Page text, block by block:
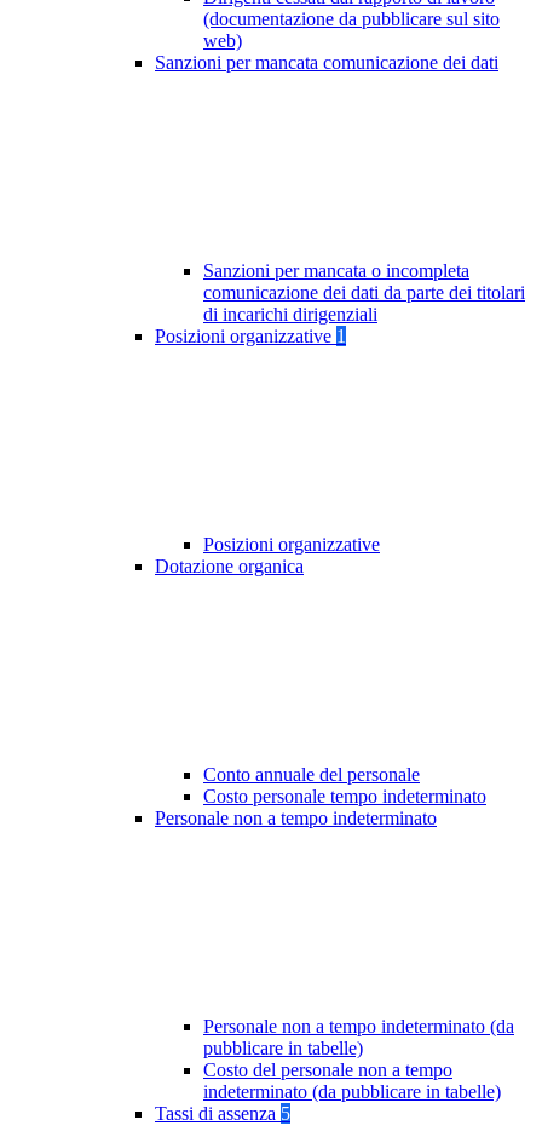
(documentazione da pubblicare sul sito
web)
Sanzioni per mancata comunicazione dei dati
Sanzioni per mancata o incompleta
comunicazione dei dati da parte dei titolari
di incarichi dirigenziali
Posizioni organizzative 1
Posizioni organizzative
Dotazione organica
Conto annuale del personale
Costo personale tempo indeterminato
Personale non a tempo indeterminato
Personale non a tempo indeterminato (da
pubblicare in tabelle)
Costo del personale non a tempo
indeterminato (da pubblicare in tabelle)
Tassi di assenza 5